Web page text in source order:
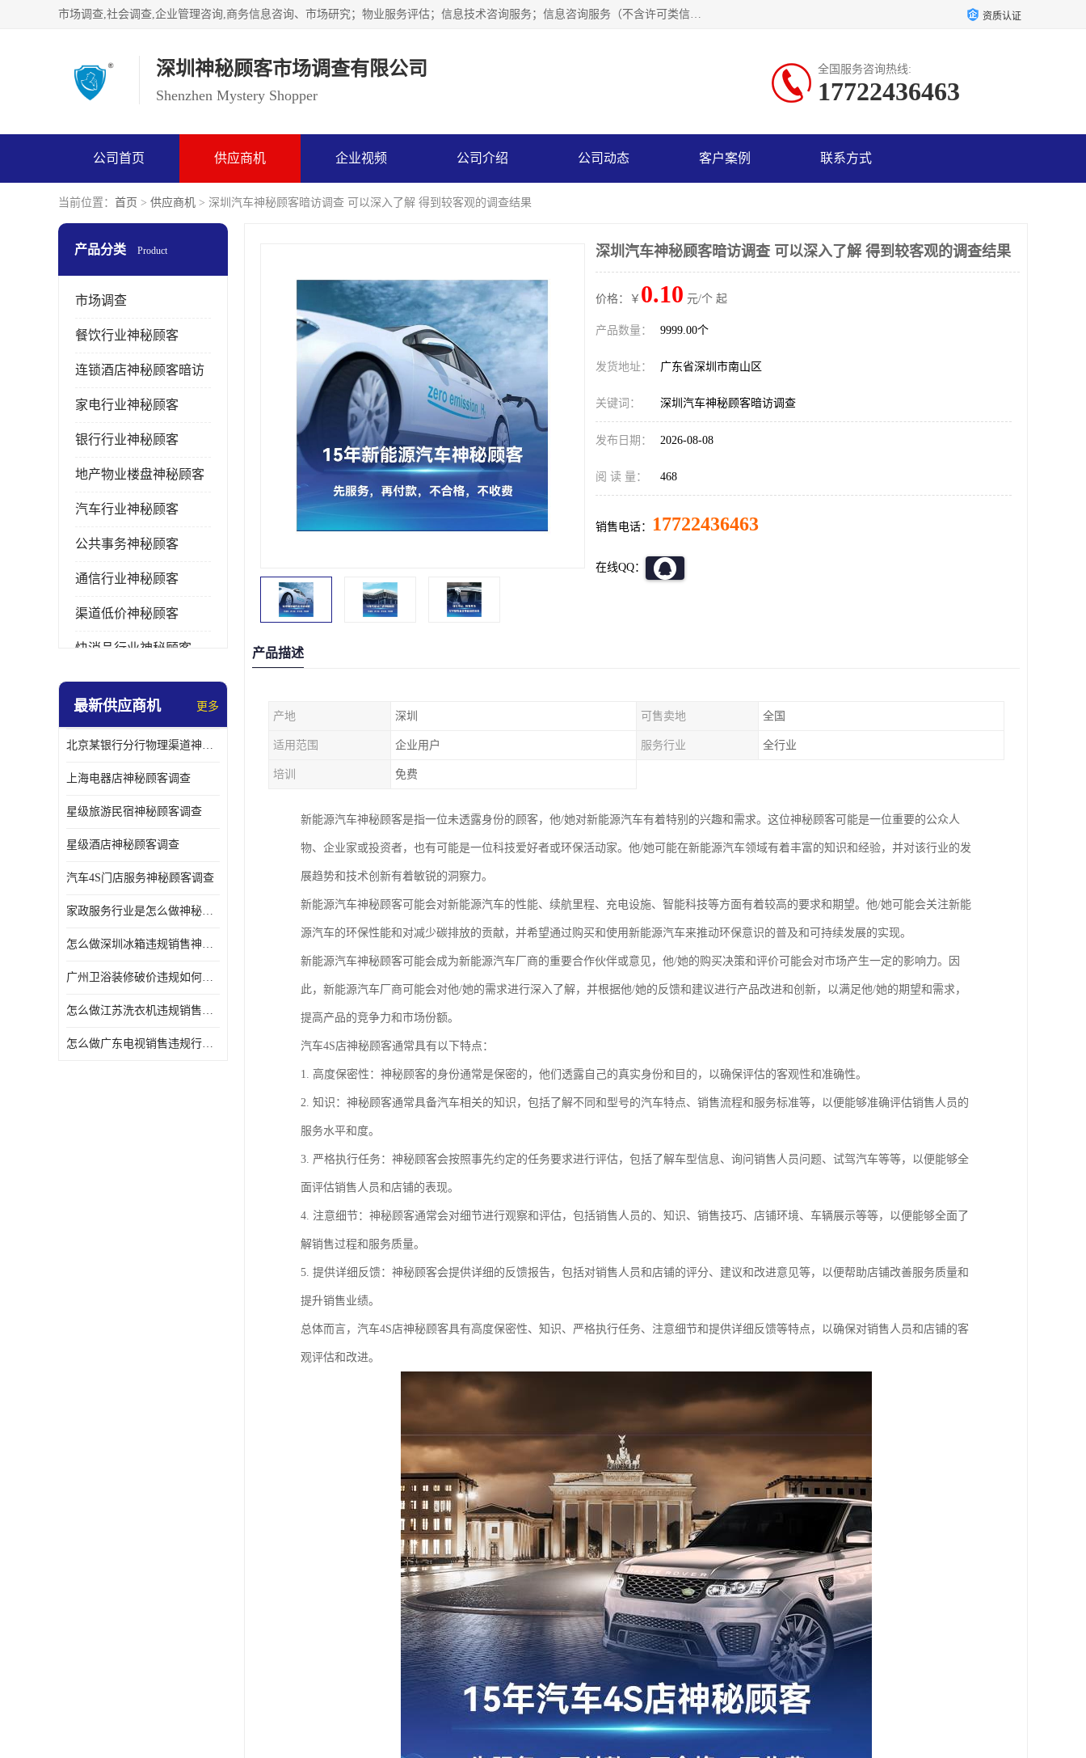
市场调查,社会调查,企业管理咨询,商务信息咨询、市场研究；物业服务评估；信息技术咨询服务；信息咨询服务（不含许可类信息咨询服务）；社会经济咨询服务；技术服务、技术开发、技术咨询、技术交流、技术转让、技术推广；企业信用调查和评估。 资质认证
深圳神秘顾客市场调查有限公司
Shenzhen Mystery Shopper
全国服务咨询热线:
17722436463
公司首页 供应商机 企业视频 公司介绍 公司动态 客户案例 联系方式
当前位置： 首页 > 供应商机 > 深圳汽车神秘顾客暗访调查 可以深入了解 得到较客观的调查结果
产品分类 Product
市场调查
餐饮行业神秘顾客
连锁酒店神秘顾客暗访
家电行业神秘顾客
银行行业神秘顾客
地产物业楼盘神秘顾客
汽车行业神秘顾客
公共事务神秘顾客
通信行业神秘顾客
渠道低价神秘顾客
快消品行业神秘顾客
医疗行业神秘顾客
金融行业神秘顾客
服装行业神秘顾客暗访
最新供应商机 更多
北京某银行分行物理渠道神秘人检查服务质量
上海电器店神秘顾客调查
星级旅游民宿神秘顾客调查
星级酒店神秘顾客调查
汽车4S门店服务神秘顾客调查
家政服务行业是怎么做神秘顾客调研
怎么做深圳冰箱违规销售神秘顾客检测
广州卫浴装修破价违规如何进行神秘顾客暗访调查
怎么做江苏洗衣机违规销售神秘顾客检测
怎么做广东电视销售违规行为神秘顾客检测
深圳汽车神秘顾客暗访调查 可以深入了解 得到较客观的调查结果
价格：￥ 0.10 元/个 起
产品数量： 9999.00个
发货地址： 广东省深圳市南山区
关键词： 深圳汽车神秘顾客暗访调查
发布日期： 2026-08-08
阅 读 量： 468
销售电话： 17722436463
在线QQ：
产品描述
产地 深圳 可售卖地 全国
适用范围 企业用户 服务行业 全行业
培训 免费
新能源汽车神秘顾客是指一位未透露身份的顾客，他/她对新能源汽车有着特别的兴趣和需求。这位神秘顾客可能是一位重要的公众人
物、企业家或投资者，也有可能是一位科技爱好者或环保活动家。他/她可能在新能源汽车领域有着丰富的知识和经验，并对该行业的发
展趋势和技术创新有着敏锐的洞察力。
新能源汽车神秘顾客可能会对新能源汽车的性能、续航里程、充电设施、智能科技等方面有着较高的要求和期望。他/她可能会关注新能
源汽车的环保性能和对减少碳排放的贡献，并希望通过购买和使用新能源汽车来推动环保意识的普及和可持续发展的实现。
新能源汽车神秘顾客可能会成为新能源汽车厂商的重要合作伙伴或意见，他/她的购买决策和评价可能会对市场产生一定的影响力。因
此，新能源汽车厂商可能会对他/她的需求进行深入了解，并根据他/她的反馈和建议进行产品改进和创新，以满足他/她的期望和需求，
提高产品的竞争力和市场份额。
汽车4S店神秘顾客通常具有以下特点：
1. 高度保密性：神秘顾客的身份通常是保密的，他们透露自己的真实身份和目的，以确保评估的客观性和准确性。
2. 知识：神秘顾客通常具备汽车相关的知识，包括了解不同和型号的汽车特点、销售流程和服务标准等，以便能够准确评估销售人员的
服务水平和度。
3. 严格执行任务：神秘顾客会按照事先约定的任务要求进行评估，包括了解车型信息、询问销售人员问题、试驾汽车等等，以便能够全
面评估销售人员和店铺的表现。
4. 注意细节：神秘顾客通常会对细节进行观察和评估，包括销售人员的、知识、销售技巧、店铺环境、车辆展示等等，以便能够全面了
解销售过程和服务质量。
5. 提供详细反馈：神秘顾客会提供详细的反馈报告，包括对销售人员和店铺的评分、建议和改进意见等，以便帮助店铺改善服务质量和
提升销售业绩。
总体而言，汽车4S店神秘顾客具有高度保密性、知识、严格执行任务、注意细节和提供详细反馈等特点，以确保对销售人员和店铺的客
观评估和改进。